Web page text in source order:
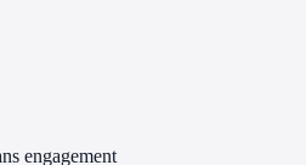
engagement